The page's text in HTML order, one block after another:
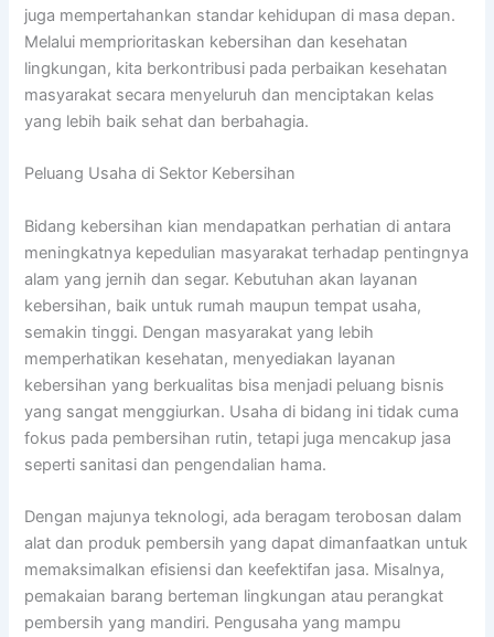
juga mempertahankan standar kehidupan di masa depan.
Melalui memprioritaskan kebersihan dan kesehatan
lingkungan, kita berkontribusi pada perbaikan kesehatan
masyarakat secara menyeluruh dan menciptakan kelas
yang lebih baik sehat dan berbahagia.
Peluang Usaha di Sektor Kebersihan
Bidang kebersihan kian mendapatkan perhatian di antara
meningkatnya kepedulian masyarakat terhadap pentingnya
alam yang jernih dan segar. Kebutuhan akan layanan
kebersihan, baik untuk rumah maupun tempat usaha,
semakin tinggi. Dengan masyarakat yang lebih
memperhatikan kesehatan, menyediakan layanan
kebersihan yang berkualitas bisa menjadi peluang bisnis
yang sangat menggiurkan. Usaha di bidang ini tidak cuma
fokus pada pembersihan rutin, tetapi juga mencakup jasa
seperti sanitasi dan pengendalian hama.
Dengan majunya teknologi, ada beragam terobosan dalam
alat dan produk pembersih yang dapat dimanfaatkan untuk
memaksimalkan efisiensi dan keefektifan jasa. Misalnya,
pemakaian barang berteman lingkungan atau perangkat
pembersih yang mandiri. Pengusaha yang mampu